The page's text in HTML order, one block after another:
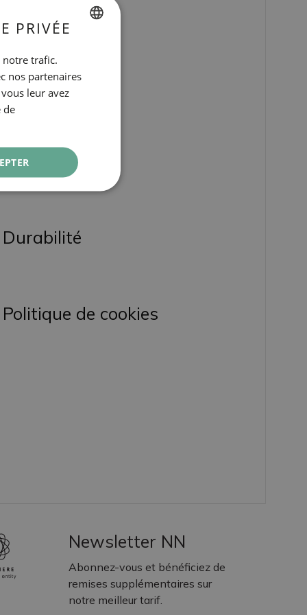
Durabilité
Politique de cookies
Newsletter NN
Abonnez-vous et bénéficiez de
remises supplémentaires sur
notre meilleur tarif.
ENGLISH
CATALAN
ITALIAN
PRIVÉE
notre trafic.
nos partenaires
leur avez
de